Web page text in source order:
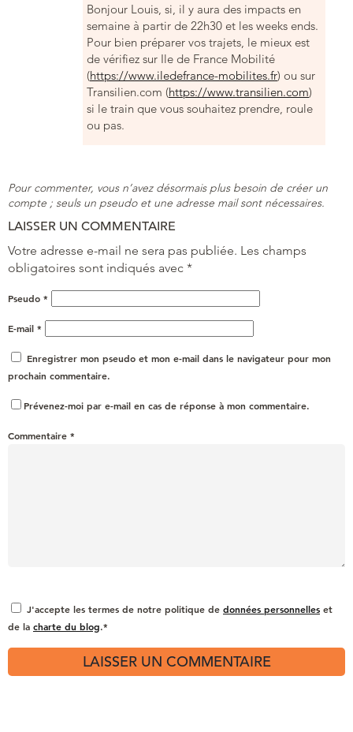
Bonjour Louis, si, il y aura des impacts en
semaine à partir de 22h30 et les weeks ends.
Pour bien préparer vos trajets, le mieux est
de vérifiez sur Ile de France Mobilité
(https://www.iledefrance-mobilites.fr) ou sur
Transilien.com (https://www.transilien.com)
si le train que vous souhaitez prendre, roule
ou pas.
Pour commenter, vous n’avez désormais plus besoin de créer un
compte ; seuls un pseudo et une adresse mail sont nécessaires.
LAISSER UN COMMENTAIRE
Votre adresse e-mail ne sera pas publiée. Les champs
obligatoires sont indiqués avec *
Pseudo *
E-mail *
Enregistrer mon pseudo et mon e-mail dans le navigateur pour mon
prochain commentaire.
Prévenez-moi par e-mail en cas de réponse à mon commentaire.
Commentaire *
J'accepte les termes de notre politique de données personnelles et
de la charte du blog.*